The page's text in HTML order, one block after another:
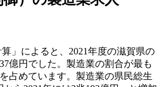
算」によると、2021年度の滋賀県の
億円でした。製造業の割合が最も
占めています。製造業の県民総生